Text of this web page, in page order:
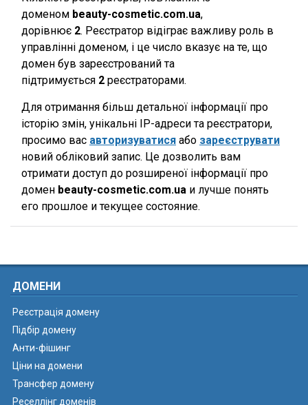
доменом beauty-cosmetic.com.ua,
дорівнює 2. Реєстратор відіграє важливу роль в
управлінні доменом, і це число вказує на те, що
домен був зареєстрований та
підтримується 2 реєстраторами.
Для отримання більш детальної інформації про
історію змін, унікальні IP-адреси та реєстратори,
просимо вас авторизуватися або зареєструвати
новий обліковий запис. Це дозволить вам
отримати доступ до розширеної інформації про
домен beauty-cosmetic.com.ua и лучше понять
его прошлое и текущее состояние.
ДОМЕНИ
Реєстрація домену
Підбір домену
Анти-фішинг
Ціни на домени
Трансфер домену
Реселлінг доменів